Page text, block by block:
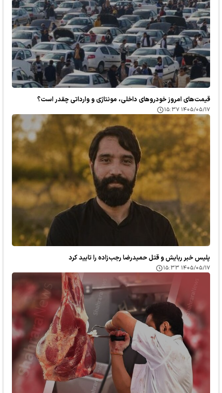
قیمت‌های امروز خودرو‌های داخلی، مونتاژی و وارداتی چقدر است؟
۱۴۰۵/۰۵/۱۷ ۱۵:۳۷
پلیس خبر ربایش و قتل حمیدرضا رجب‌زاده را تایید کرد
۱۴۰۵/۰۵/۱۷ ۱۵:۳۳